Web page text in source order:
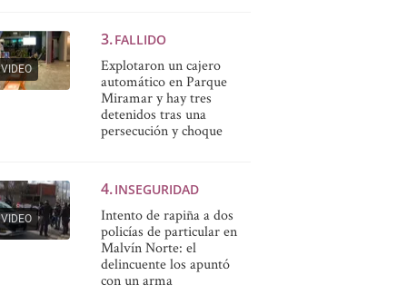
VIDEO
FALLIDO
Explotaron un cajero
automático en Parque
Miramar y hay tres
detenidos tras una
persecución y choque
VIDEO
INSEGURIDAD
Intento de rapiña a dos
policías de particular en
Malvín Norte: el
delincuente los apuntó
con un arma